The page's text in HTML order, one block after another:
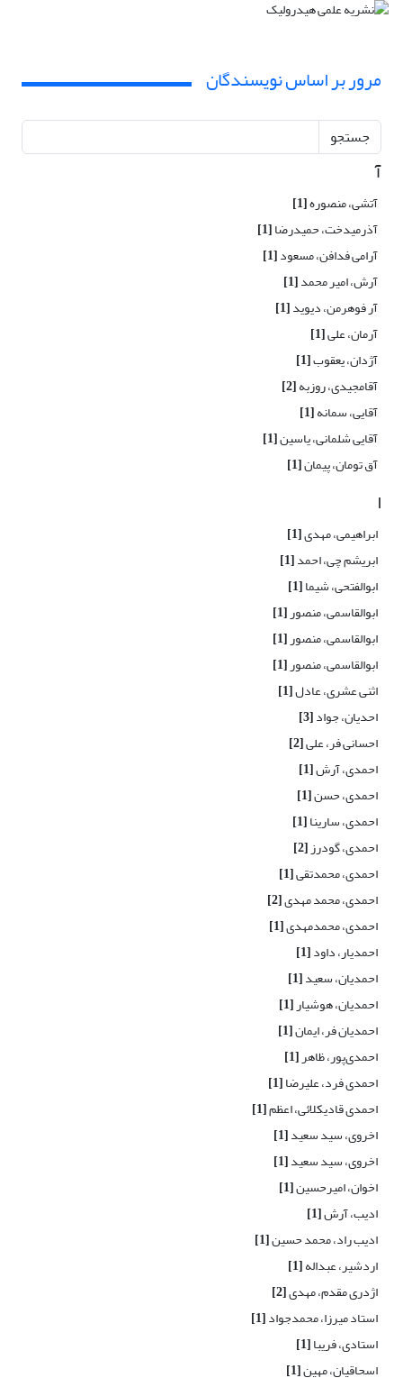
مرور بر اساس نویسندگان
جستجو
آ
آتشی، منصوره[1]
آذرمیدخت، حمیدرضا[1]
آرامی فدافن، مسعود[1]
آرش، امیر محمد[1]
آر فوهرمن، دیوید[1]
آرمان، علی[1]
آژدان، یعقوب[1]
آقامجیدی، روزبه[2]
آقایی، سمانه[1]
آقایی شلمانی، یاسین[1]
آق تومان، پیمان[1]
ا
ابراهیمی، مهدی[1]
ابریشم چی، احمد[1]
ابوالفتحی، شیما[1]
ابوالقاسمی، ‌منصور[1]
ابوالقاسمی، منصور[1]
ابوالقاسمی، منصور[1]
اثنی عشری، عادل[1]
احدیان، جواد[3]
احسانی فر، علی[2]
احمدی، آرش[1]
احمدی، حسن[1]
احمدی، سارینا[1]
احمدی، گودرز[2]
احمدی، محمدتقی[1]
احمدی، محمد مهدی[2]
احمدی، محمدمهدی[1]
احمدیار، داود[1]
احمدیان، سعید[1]
احمدیان، هوشیار[1]
احمدیان فر، ایمان[1]
احمدی‌پور، ظاهر[1]
احمدی فرد، علیرضا[1]
احمدی قادیکلائی، اعظم[1]
اخروی، سید سعید[1]
اخروی، سید سعید[1]
اخوان، امیرحسین[1]
ادیب، آرش[1]
ادیب راد، محمد حسین[1]
اردشیر، عبداله[1]
اژدری مقدم، مهدی[2]
استاد میرزا، محمدجواد[1]
استادی، فریبا[1]
اسحاقیان، مهین[1]